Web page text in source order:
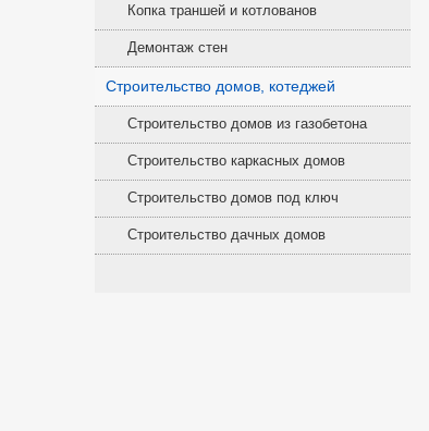
Копка траншей и котлованов
Демонтаж стен
Строительство домов, котеджей
Строительство домов из газобетона
Строительство каркасных домов
Строительство домов под ключ
Строительство дачных домов